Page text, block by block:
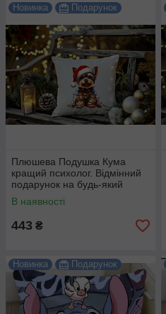
Новинка Подарунок
Плюшева Подушка Кума
кращий психолог. Відмінний
подарунок на будь-який
привід.
В наявності
443 ₴
Новинка Подарунок